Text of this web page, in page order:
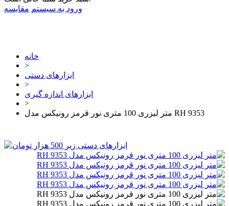
ورود به سیستم مقایسه
خانه
>
ابزارهای دستی
>
ابزارهای اندازه گیری
>
متر لیزری 100 متری نور قرمز رونیکس مدل RH 9353